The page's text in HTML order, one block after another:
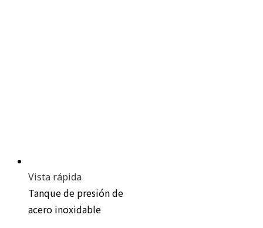
Vista rápida
Tanque de presión de
acero inoxidable